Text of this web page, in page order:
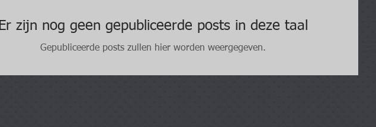
Er zijn nog geen gepubliceerde posts in deze taal
Gepubliceerde posts zullen hier worden weergegeven.